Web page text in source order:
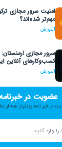
سرور مجازی
آنلاین ایرانی
خبرنامه نابیک
زودتر از همه از تخفیفات